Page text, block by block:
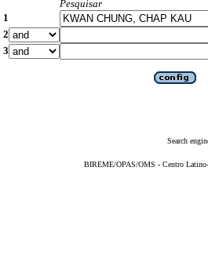
Pesquisar
1
2
3
Search
BIREME/OPAS/OMS - Centro Latino-